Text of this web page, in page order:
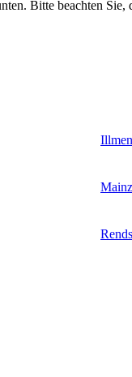
Bitte beachten Sie,
Mainz